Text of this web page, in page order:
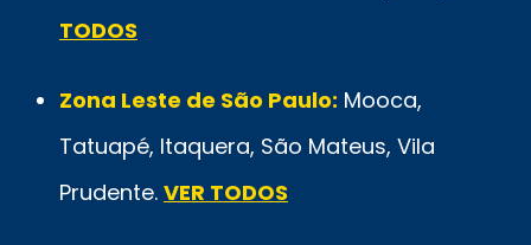
TODOS
Zona Leste de São Paulo: Mooca,
Tatuapé, Itaquera, São Mateus, Vila
Prudente. VER TODOS